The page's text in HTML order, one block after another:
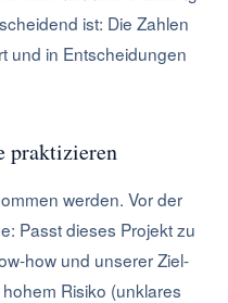
ist: Die Zahlen
und in Entscheidungen
praktizieren
werden. Vor der
Passt dieses Projekt zu
how und unserer Ziel-
Risiko (unklares